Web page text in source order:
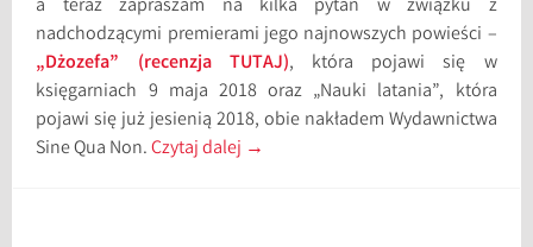
a teraz zapraszam na kilka pytań w związku z
nadchodzącymi premierami jego najnowszych powieści –
„Dżozefa” (recenzja TUTAJ), która pojawi się w
księgarniach 9 maja 2018 oraz „Nauki latania”, która
pojawi się już jesienią 2018, obie nakładem Wydawnictwa
Sine Qua Non.Czytaj dalej →